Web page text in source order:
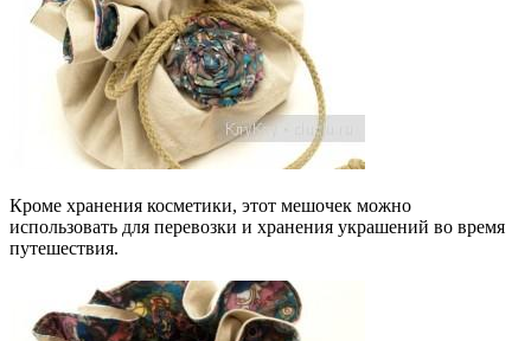
Кроме хранения косметики, этот мешочек можно
использовать для перевозки и хранения украшений во время
путешествия.